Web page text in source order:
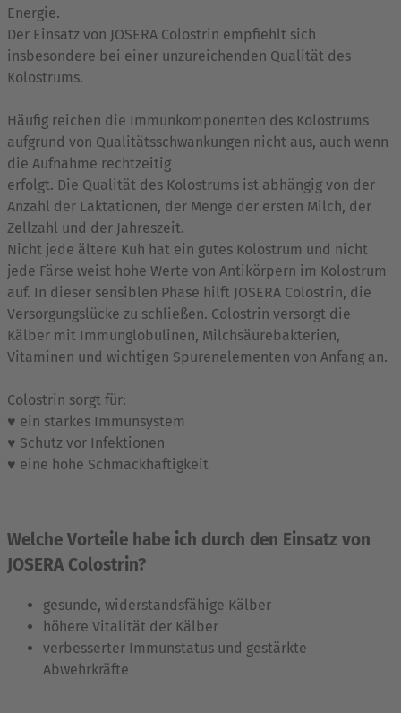
Energie.
Der Einsatz von JOSERA Colostrin empfiehlt sich
insbesondere bei einer unzureichenden Qualität des
Kolostrums.
Häufig reichen die Immunkomponenten des Kolostrums
aufgrund von Qualitätsschwankungen nicht aus, auch wenn
die Aufnahme rechtzeitig
erfolgt. Die Qualität des Kolostrums ist abhängig von der
Anzahl der Laktationen, der Menge der ersten Milch, der
Zellzahl und der Jahreszeit.
Nicht jede ältere Kuh hat ein gutes Kolostrum und nicht
jede Färse weist hohe Werte von Antikörpern im Kolostrum
auf. In dieser sensiblen Phase hilft JOSERA Colostrin, die
Versorgungslücke zu schließen. Colostrin versorgt die
Kälber mit Immunglobulinen, Milchsäurebakterien,
Vitaminen und wichtigen Spurenelementen von Anfang an.
Colostrin sorgt für:
♥ ein starkes Immunsystem
♥ Schutz vor Infektionen
♥ eine hohe Schmackhaftigkeit
Welche Vorteile habe ich durch den Einsatz von
JOSERA Colostrin?
gesunde, widerstandsfähige Kälber
höhere Vitalität der Kälber
verbesserter Immunstatus und gestärkte
Abwehrkräfte